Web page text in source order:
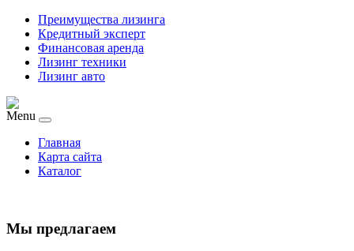
Преимущества лизинга
Кредитный эксперт
Финансовая аренда
Лизинг техники
Лизинг авто
Menu
Главная
Карта сайта
Каталог
Мы предлагаем